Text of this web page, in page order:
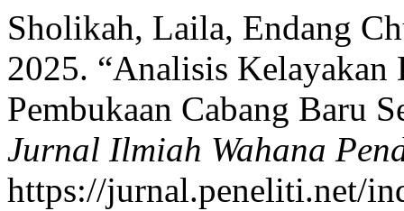
Sholikah, Laila, Endang
2025. “Analisis Kelayakan
Pembukaan Cabang Baru
Jurnal Ilmiah Wahana
https://jurnal.peneliti.net/